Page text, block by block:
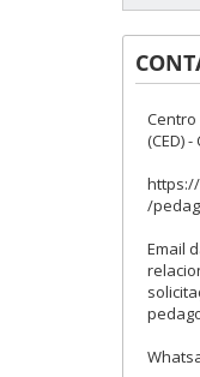
Centro
(CED)
/
Email